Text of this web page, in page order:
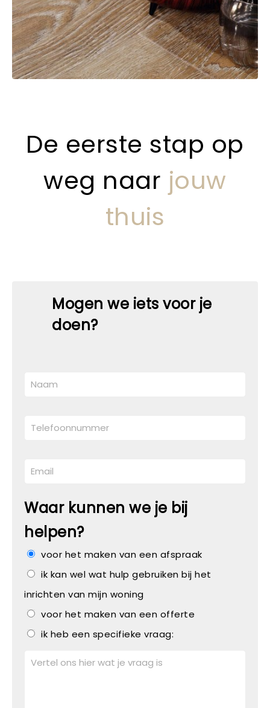
De eerste stap op
weg naar jouw
thuis
Mogen we iets voor je
doen?
Waar kunnen we je bij
helpen?
voor het maken van een afspraak
ik kan wel wat hulp gebruiken bij het
inrichten van mijn woning
voor het maken van een offerte
ik heb een specifieke vraag: